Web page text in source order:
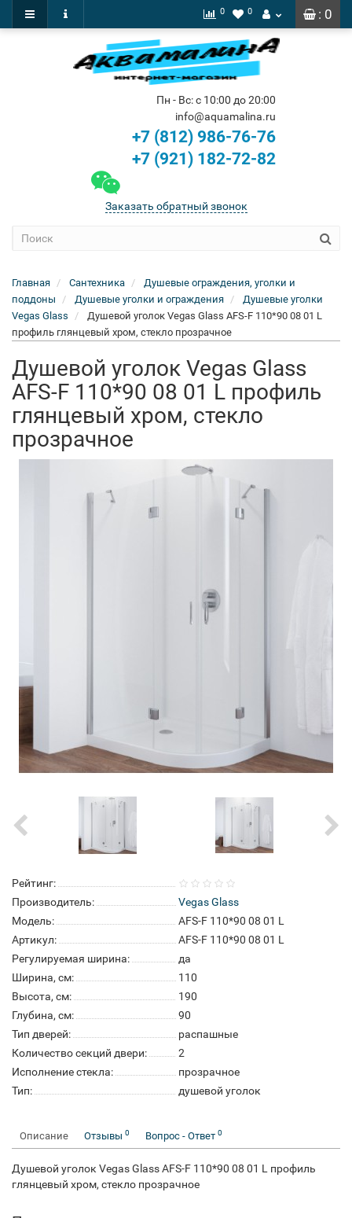
: 0
0 0
Пн - Вс: с 10:00 до 20:00
info@aquamalina.ru
+7 (812) 986-76-76
+7 (921) 182-72-82
Заказать обратный звонок
Главная Сантехника
Душевые ограждения, уголки и
поддоны
Душевые уголки и ограждения
Душевые уголки
Vegas Glass
Душевой уголок Vegas Glass AFS-F 110*90 08 01 L
профиль глянцевый хром, стекло прозрачное
Душевой уголок Vegas Glass
AFS-F 110*90 08 01 L профиль
глянцевый хром, стекло
прозрачное
Рейтинг:
Производитель:
Vegas Glass
Модель:
AFS-F 110*90 08 01 L
Артикул:
AFS-F 110*90 08 01 L
Регулируемая ширина:
да
Ширина, см:
110
Высота, см:
190
Глубина, см:
90
Тип дверей:
распашные
Количество секций двери:
2
Исполнение стекла:
прозрачное
Тип:
душевой уголок
Описание Отзывы 0 Вопрос - Ответ 0
Душевой уголок Vegas Glass AFS-F 110*90 08 01 L профиль
глянцевый хром, стекло прозрачное